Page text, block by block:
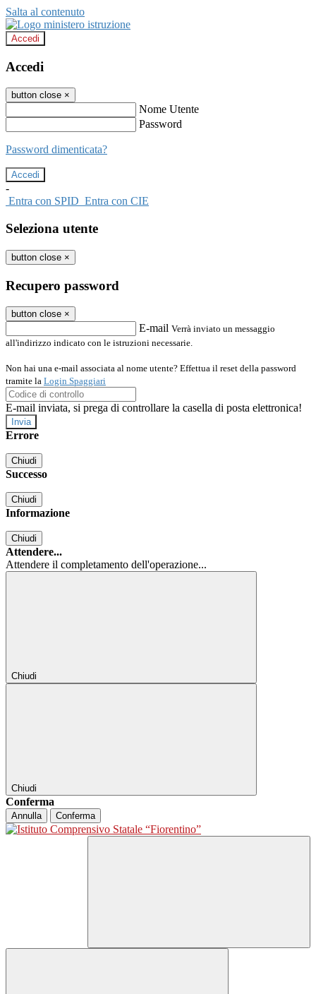
Salta al contenuto
Accedi
Accedi
button close ×
Nome Utente
Password
Password dimenticata?
-
Entra con SPID Entra con CIE
Seleziona utente
button close ×
Recupero password
button close ×
E-mail Verrà inviato un messaggio
all'indirizzo indicato con le istruzioni necessarie.
Non hai una e-mail associata al nome utente? Effettua il reset della password
tramite la Login Spaggiari
E-mail inviata, si prega di controllare la casella di posta elettronica!
Errore
Chiudi
Successo
Chiudi
Informazione
Chiudi
Attendere...
Attendere il completamento dell'operazione...
Chiudi
Chiudi
Conferma
Annulla Conferma